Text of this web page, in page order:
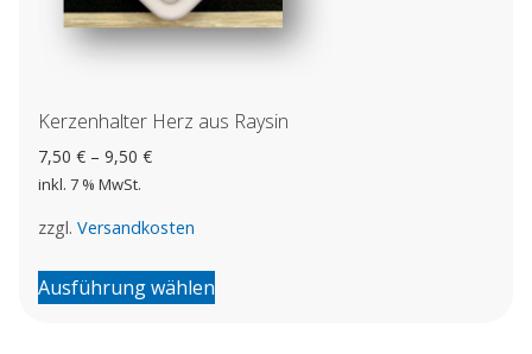
Kerzenhalter Herz aus Raysin
7,50 € – 9,50 €
inkl. 7 % MwSt.
zzgl. Versandkosten
Ausführung wählen